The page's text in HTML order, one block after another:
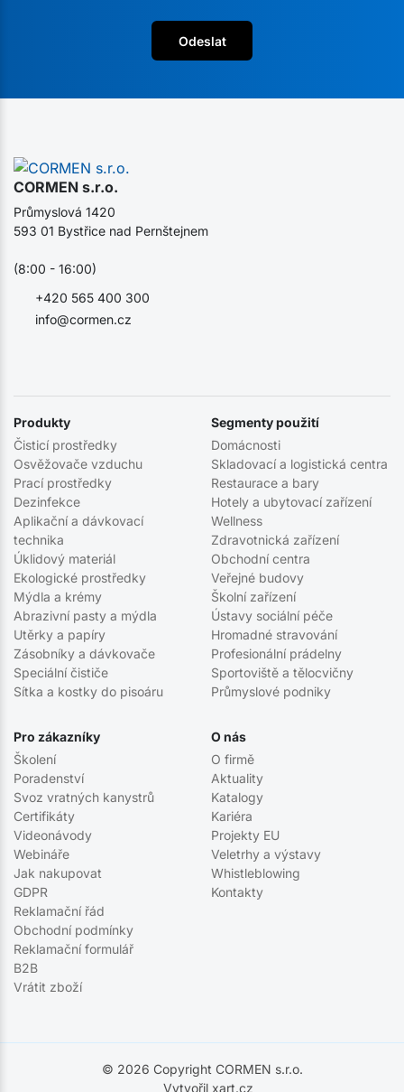
Odeslat
CORMEN s.r.o.
info@cormen.cz
+420 565 400 300
Průmyslová 1420
593 01 Bystřice nad Pernštejnem
(8:00 - 16:00)
Produkty
Čisticí prostředky
Osvěžovače vzduchu
Prací prostředky
Dezinfekce
Aplikační a dávkovací
technika
Úklidový materiál
Ekologické prostředky
Mýdla a krémy
Abrazivní pasty a mýdla
Utěrky a papíry
Zásobníky a dávkovače
Speciální čističe
Sítka a kostky do pisoáru
Segmenty použití
Domácnosti
Skladovací a logistická centra
Restaurace a bary
Hotely a ubytovací zařízení
Wellness
Zdravotnická zařízení
Obchodní centra
Veřejné budovy
Školní zařízení
Ústavy sociální péče
Hromadné stravování
Profesionální prádelny
Sportoviště a tělocvičny
Průmyslové podniky
Pro zákazníky
Školení
Poradenství
Svoz vratných kanystrů
Certifikáty
Videonávody
Webináře
Jak nakupovat
GDPR
Reklamační řád
Obchodní podmínky
Reklamační formulář
B2B
Vrátit zboží
O nás
O firmě
Aktuality
Katalogy
Kariéra
Projekty EU
Veletrhy a výstavy
Whistleblowing
Kontakty
© 2026 Copyright CORMEN s.r.o.
Vytvořil xart.cz